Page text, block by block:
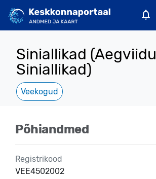
Siniallikad (Aegviidu
Siniallikad)
Veekogud
Põhiandmed
Registrikood
VEE4502002